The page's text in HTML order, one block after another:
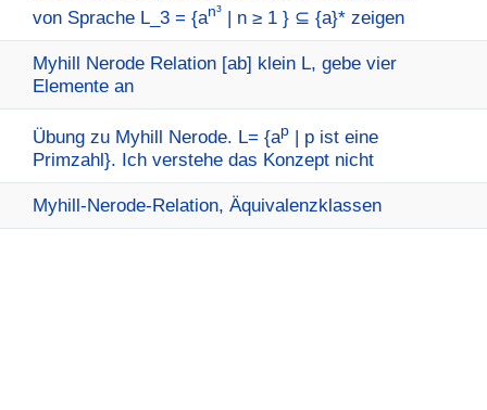
von Sprache L_3 = {an³ | n ≥ 1 } ⊆ {a}* zeigen
Myhill Nerode Relation [ab] klein L, gebe vier
Elemente an
Übung zu Myhill Nerode. L= {ap | p ist eine
Primzahl}. Ich verstehe das Konzept nicht
Myhill-Nerode-Relation, Äquivalenzklassen